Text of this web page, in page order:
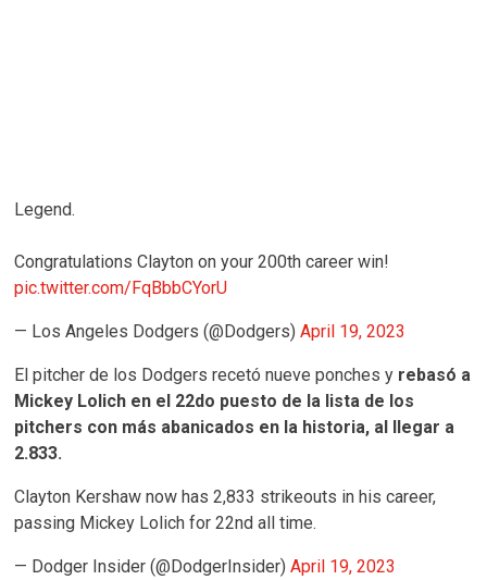
Legend.
Congratulations Clayton on your 200th career win!
pic.twitter.com/FqBbbCYorU
— Los Angeles Dodgers (@Dodgers)April 19, 2023
El pitcher de los Dodgers recetó nueve ponches y rebasó a
Mickey Lolich en el 22do puesto de la lista de los
pitchers con más abanicados en la historia, al llegar a
2.833.
Clayton Kershaw now has 2,833 strikeouts in his career,
passing Mickey Lolich for 22nd all time.
— Dodger Insider (@DodgerInsider)April 19, 2023